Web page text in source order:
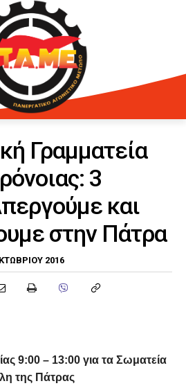
Γραμματεία
3
και
στην Πάτρα
2016
9:00 – 13:00 για τα Σωματεία
της Πάτρας